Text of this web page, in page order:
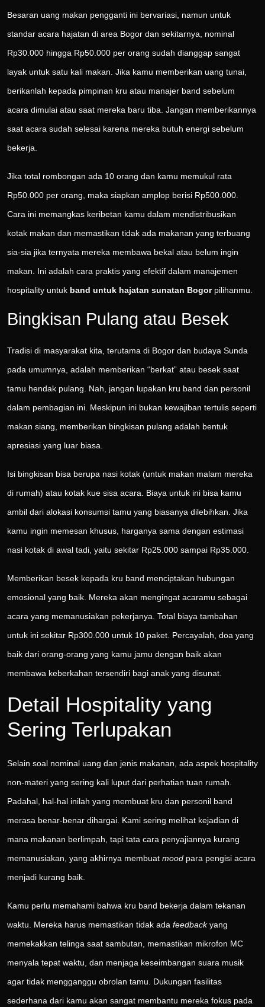
Besaran uang makan pengganti ini bervariasi, namun untuk
standar acara hajatan di area Bogor dan sekitarnya, nominal
Rp30.000 hingga Rp50.000 per orang sudah dianggap sangat
layak untuk satu kali makan. Jika kamu memberikan uang tunai,
berikanlah kepada pimpinan kru atau manajer band sebelum
acara dimulai atau saat mereka baru tiba. Jangan memberikannya
saat acara sudah selesai karena mereka butuh energi sebelum
bekerja.
Jika total rombongan ada 10 orang dan kamu memukul rata
Rp50.000 per orang, maka siapkan amplop berisi Rp500.000.
Cara ini memangkas keribetan kamu dalam mendistribusikan
kotak makan dan memastikan tidak ada makanan yang terbuang
sia-sia jika ternyata mereka membawa bekal atau belum ingin
makan. Ini adalah cara praktis yang efektif dalam manajemen
hospitality untuk band untuk hajatan sunatan Bogorpilihanmu.
Bingkisan Pulang atau Besek
Tradisi di masyarakat kita, terutama di Bogor dan budaya Sunda
pada umumnya, adalah memberikan “berkat” atau besek saat
tamu hendak pulang. Nah, jangan lupakan kru band dan personil
dalam pembagian ini. Meskipun ini bukan kewajiban tertulis seperti
makan siang, memberikan bingkisan pulang adalah bentuk
apresiasi yang luar biasa.
Isi bingkisan bisa berupa nasi kotak (untuk makan malam mereka
di rumah) atau kotak kue sisa acara. Biaya untuk ini bisa kamu
ambil dari alokasi konsumsi tamu yang biasanya dilebihkan. Jika
kamu ingin memesan khusus, harganya sama dengan estimasi
nasi kotak di awal tadi, yaitu sekitar Rp25.000 sampai Rp35.000.
Memberikan besek kepada kru band menciptakan hubungan
emosional yang baik. Mereka akan mengingat acaramu sebagai
acara yang memanusiakan pekerjanya. Total biaya tambahan
untuk ini sekitar Rp300.000 untuk 10 paket. Percayalah, doa yang
baik dari orang-orang yang kamu jamu dengan baik akan
membawa keberkahan tersendiri bagi anak yang disunat.
Detail Hospitality yang
Sering Terlupakan
Selain soal nominal uang dan jenis makanan, ada aspek hospitality
non-materi yang sering kali luput dari perhatian tuan rumah.
Padahal, hal-hal inilah yang membuat kru dan personil band
merasa benar-benar dihargai. Kami sering melihat kejadian di
mana makanan berlimpah, tapi tata cara penyajiannya kurang
memanusiakan, yang akhirnya membuat mood para pengisi acara
menjadi kurang baik.
Kamu perlu memahami bahwa kru band bekerja dalam tekanan
waktu. Mereka harus memastikan tidak ada feedbackyang
memekakkan telinga saat sambutan, memastikan mikrofon MC
menyala tepat waktu, dan menjaga keseimbangan suara musik
agar tidak mengganggu obrolan tamu. Dukungan fasilitas
sederhana dari kamu akan sangat membantu mereka fokus pada